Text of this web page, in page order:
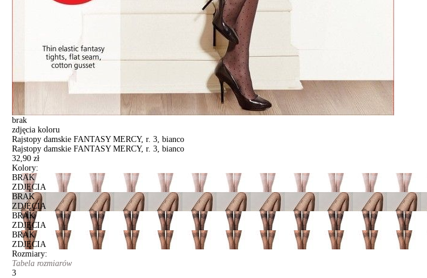
brak
zdjęcia koloru
Rajstopy damskie FANTASY MERCY, r. 3, bianco
Rajstopy damskie FANTASY MERCY, r. 3, bianco
32,90 zł
Kolory:
BRAK
ZDJĘCIA
BRAK
ZDJĘCIA
BRAK
ZDJĘCIA
BRAK
ZDJĘCIA
Rozmiary:
Tabela rozmiarów
3